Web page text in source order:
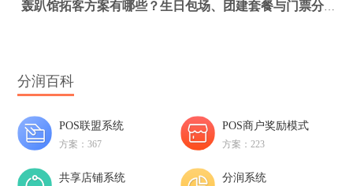
轰趴馆拓客方案有哪些？生日包场、团建套餐与门票分销怎么做更有效
分润百科
POS联盟系统
方案：367
POS商户奖励模式
方案：223
共享店铺系统 分润系统